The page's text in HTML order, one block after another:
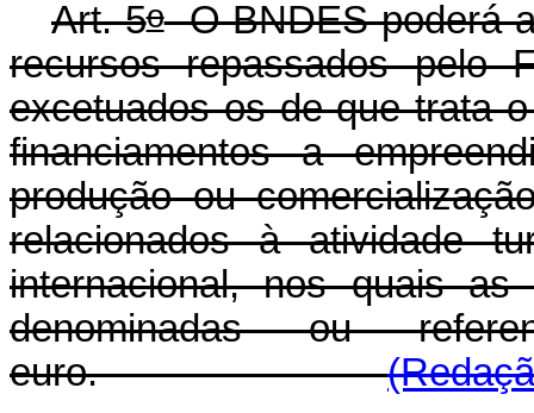
Art. 5oO BNDES poderá
recursos repassados pelo
excetuados os de que trata
financiamentos a
produção ou
relacionados à atividade
internacional, nos quais as
denominadas ou
euro.